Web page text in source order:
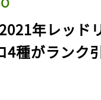
年レッ
4種がランク